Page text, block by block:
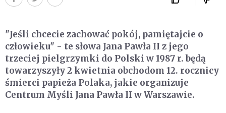
"Jeśli chcecie zachować pokój, pamiętajcie o
człowieku" - te słowa Jana Pawła II z jego
trzeciej pielgrzymki do Polski w 1987 r. będą
towarzyszyły 2 kwietnia obchodom 12. rocznicy
śmierci papieża Polaka, jakie organizuje
Centrum Myśli Jana Pawła II w Warszawie.